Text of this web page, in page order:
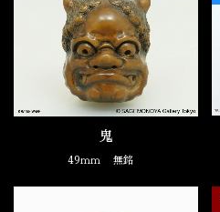
鬼
49ｍｍ無銘